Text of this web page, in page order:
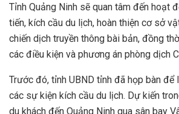
Tỉnh Quảng Ninh sẽ quan tâm đến hoạt
tiến, kích cầu du lịch, hoàn thiện cơ sở
chiến dịch truyền thông bài bản, đồng
các điều kiện và phương án phòng dịch
Trước đó, tỉnh UBND tỉnh đã họp bàn để
các sự kiện kích cầu du lịch. Dự kiến
du khách đến Quảng Ninh qua sân bay